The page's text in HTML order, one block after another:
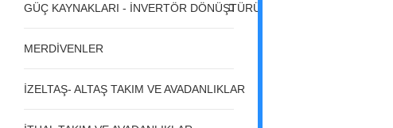
GÜÇ KAYNAKLARI - İNVERTÖR DÖNÜŞTÜRÜCÜLER - REGÜLATÖRLER
MERDİVENLER
İZELTAŞ- ALTAŞ TAKIM VE AVADANLIKLAR